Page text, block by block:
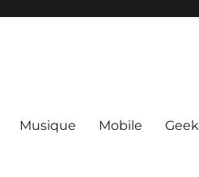
Musique Mobile Geek